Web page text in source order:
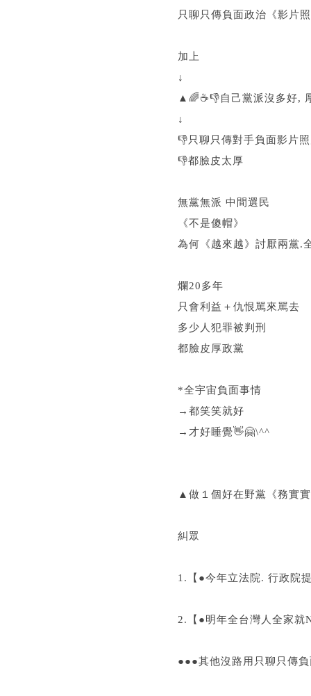
只聊只傳負面政治《影片
加上
↓
▲🌈☕👎自己黨派沒多好,
↓
👎只聊只傳對手負面影片
👎都臉皮太厚
無黨無派 中間選民
《不是傻帽》
為何《越來越》討厭兩黨.
爛20多年
只會利益＋仇恨駡來駡去
多少人犯罪被判刑
都臉皮厚政黨
*全宇宙負面事情
→都笑笑就好
→才好睡覺👋🤗\^^
▲做１個好在野黨《務實
糾眾
1.【●今年立法院. 行政院
2.【●明年全台灣人全家
●●●其他沒路用只聊只傳